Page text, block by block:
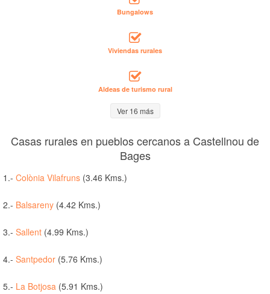
Bungalows
Viviendas rurales
Aldeas de turismo rural
Ver 16 más
Casas rurales en pueblos cercanos a Castellnou de
Bages
1.- Colònia Vilafruns (3.46 Kms.)
2.- Balsareny (4.42 Kms.)
3.- Sallent (4.99 Kms.)
4.- Santpedor (5.76 Kms.)
5.- La Botjosa (5.91 Kms.)